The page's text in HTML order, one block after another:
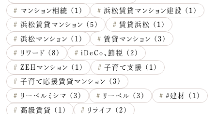
# マンション相続 (1) # 浜松賃貸マンション建設 (1)
# 浜松賃貸マンション (5) # 賃貸浜松 (1)
# 浜松マンション (1) # 賃貸マンション (3)
# リワード (8) # iDeCo、節税 (2)
# ZEHマンション (1) # 子育て支援 (1)
# 子育て応援賃貸マンション (3)
# リーベルミシマ (3) # リーベル (3) # ＃建材 (1)
# 高級賃貸 (1) # リライフ (2)